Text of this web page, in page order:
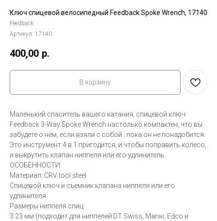
Ключ спицевой велосипедный Feedback Spoke Wrench, 17140
Feedback
Артикул: 17140
400,00 р.
В корзину
Маленький спаситель вашего катания, спицевой ключ
Feedback 3-Way Spoke Wrench настолько компактен, что вы
забудете о нём, если взяли с собой…пока он не понадобится.
Это инструмент 4 в 1 пригодится, и чтобы поправить колесо,
и выкрутить клапан ниппеля или его удлинитель.
ОСОБЕННОСТИ
Материал: CRV tool steel
Спицевой ключ и съемник клапана ниппеля или его
удлинителя
Размеры ниппеля спиц:
3.23 мм (подходит для ниппелей DT Swiss, Marwi, Edco и